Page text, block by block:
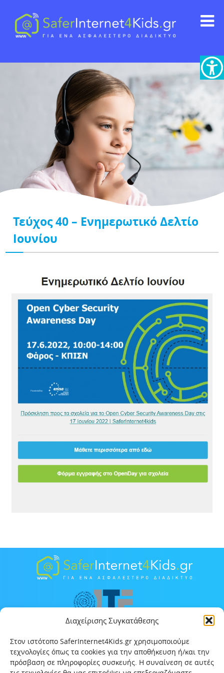
Διαχείρισης Συγκατάθεσης
Στον ιστότοπο SaferInternet4Kids.gr χρησιμοποιούμε
τεχνολογίες όπως τα cookies για την αποθήκευση ή/και την
πρόσβαση σε πληροφορίες συσκευής. Η συναίνεση σε αυτές
Τεύχος 40 – Eνημερωτικό Δελτίο
Iουνίου